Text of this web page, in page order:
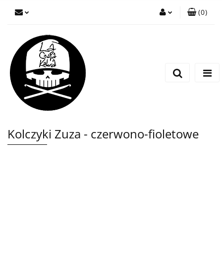
(0)
Kolczyki Zuza - czerwono-fioletowe